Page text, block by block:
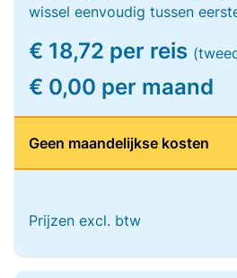
wissel eenvoudig tussen
€ 18,72 per reis
€ 0,00 per maand
Geen maandelijkse kosten
Prijzen excl. btw